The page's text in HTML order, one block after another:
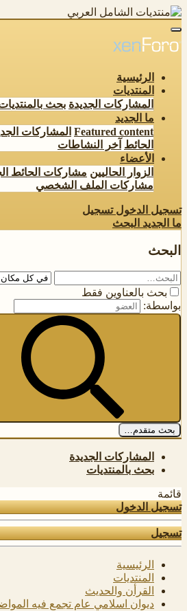
الرئيسية
المنتديات
المشاركات الجديدة بحث
ما الجديد
Featured content المشاركات
الحائط آخر النشاطات
الأعضاء
الزوار الحاليين مشاركات الحائط
مشاركات الملف الشخصي
تسجيل الدخول تسجيل
ما الجديد البحث
البحث
بحث بالعناوين فقط
بواسطة:
بحث متقدم…
المشاركات الجديدة
بحث بالمنتديات
قائمة
تسجيل الدخول
تسجيل
الرئيسية
المنتديات
القرأن والحديث
ديوان اسلامي عام تجمع فيه